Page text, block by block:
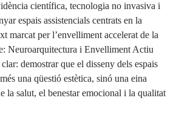
científica, tecnologia no invasiva i
espais assistencials centrats en la
marcat per l’envelliment accelerat de la
Neuroarquitectura i Envelliment Actiu
demostrar que el disseny dels espais
una qüestió estètica, sinó una eina
la salut, el benestar emocional i la qualitat